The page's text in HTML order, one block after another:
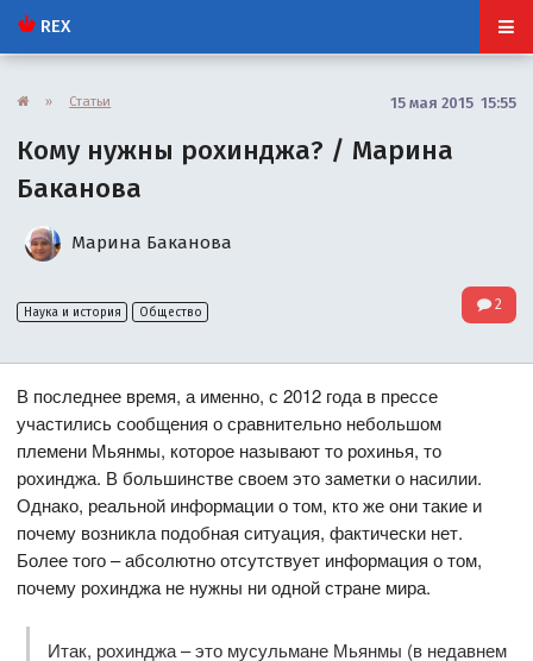
REX
» Статьи 15 мая 2015 15:55
Кому нужны рохинджа? / Марина
Баканова
Марина Баканова
Наука и история Общество 2
В последнее время, а именно, с 2012 года в прессе
участились сообщения о сравнительно небольшом
племени Мьянмы, которое называют то рохинья, то
рохинджа. В большинстве своем это заметки о насилии.
Однако, реальной информации о том, кто же они такие и
почему возникла подобная ситуация, фактически нет.
Более того – абсолютно отсутствует информация о том,
почему рохинджа не нужны ни одной стране мира.
Итак, рохинджа – это мусульмане Мьянмы (в недавнем